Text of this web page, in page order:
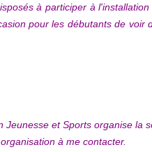
à participer à
pour les débutants de
et Sports organise
à me contacter.